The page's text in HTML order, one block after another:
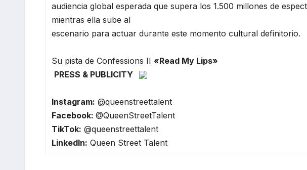
audiencia global esperada que supera los 1.500 millones de
mientras ella sube al
escenario para actuar durante este momento cultural definitorio.
Su pista de Confessions II «Read My Lips»
PRESS & PUBLICITY
Instagram: @queenstreettalent
Facebook:@QueenStreetTalent
TikTok: @queenstreettalent
LinkedIn: Queen Street Talent